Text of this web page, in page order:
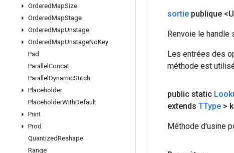
OrderedMapSize
OrderedMapStage
OrderedMapUnstage
OrderedMapUnstageNoKey
Pad
Parallel Concat
Parallel DynamicStitch
Placeholder
PlaceholderWithDefault
Print
Prod
QuantizedReshape
Range
sortie publique
Renvoie le handle
Les entrées des
méthode est
public static
extends TType >
Méthode d'usine